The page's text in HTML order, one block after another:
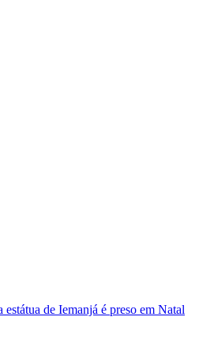
é preso em Natal
Homem é